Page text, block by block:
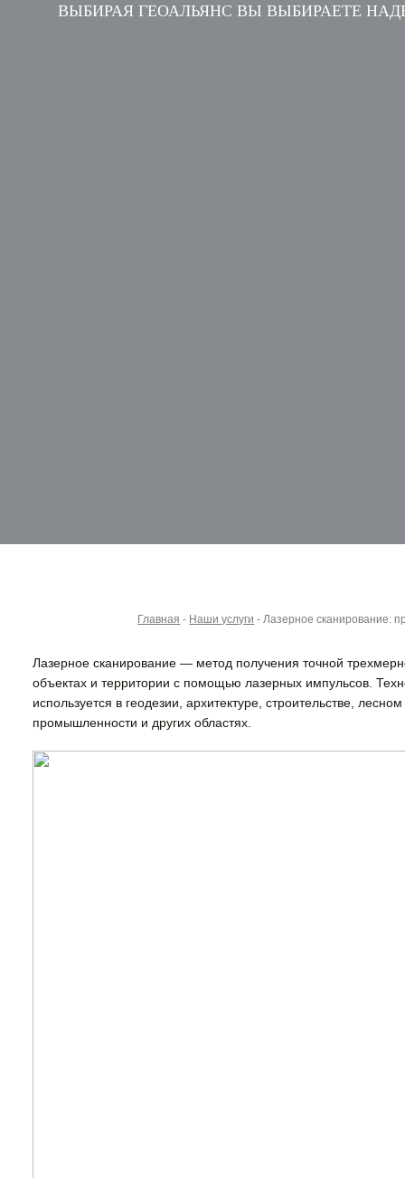
ВЫБИРАЯ ГЕОАЛЬЯНС ВЫ ВЫБИРАЕТЕ
Главная - Наши услуги -Лазерное сканирование:
Лазерное сканирование — метод получения точной
объектах и территории с помощью лазерных импульсов.
используется в геодезии, архитектуре, строительстве, лесном
промышленности и других областях.